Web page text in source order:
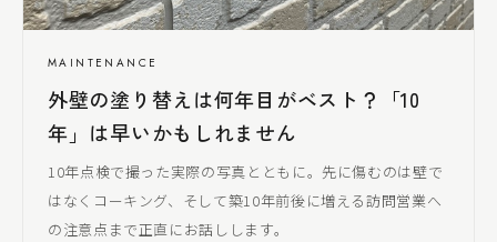
MAINTENANCE
外壁の塗り替えは何年目がベスト？「10
年」は早いかもしれません
10年点検で撮った実際の写真とともに。先に傷むのは壁で
はなくコーキング、そして築10年前後に増える訪問営業へ
の注意点まで正直にお話しします。